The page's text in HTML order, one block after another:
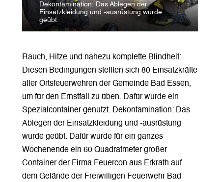
Dekontamination: Das Ablegen der
Einsatzkleidung und -ausrüstung wurde
geübt.
Rauch, Hitze und nahezu komplette Blindheit:
Diesen Bedingungen stellten sich 80 Einsatzkräfte
aller Ortsfeuerwehren der Gemeinde Bad Essen,
um für den Ernstfall zu üben. Dafür wurde ein
Spezialcontainer genutzt. Dekontamination: Das
Ablegen der Einsatzkleidung und -ausrüstung
wurde geübt. Dafür wurde für ein ganzes
Wochenende ein 60 Quadratmeter großer
Container der Firma Feuercon aus Erkrath auf
dem Gelände der Freiwilligen Feuerwehr Bad